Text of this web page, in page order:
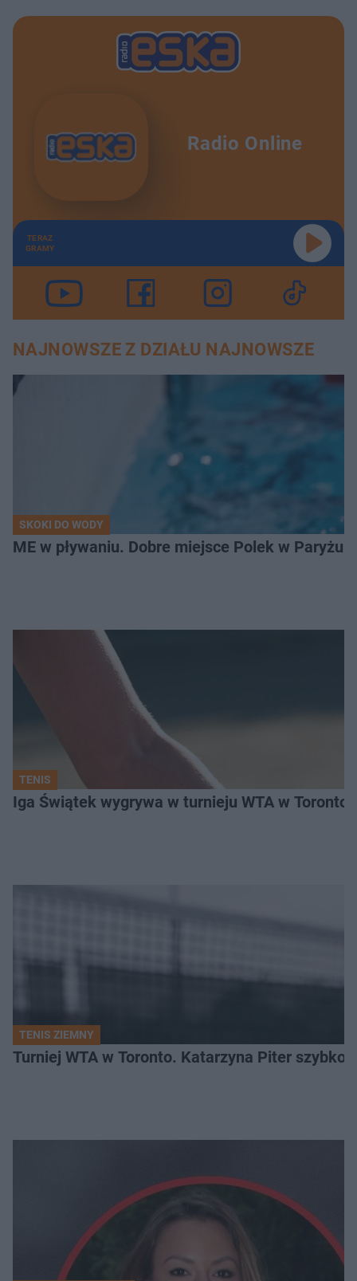
Radio Online
TERAZ
GRAMY
NAJNOWSZE Z DZIAŁU NAJNOWSZE
SKOKI DO WODY
ME w pływaniu. Dobre miejsce Polek w Paryżu
TENIS
Iga Świątek wygrywa w turnieju WTA w
TENIS ZIEMNY
Turniej WTA w Toronto. Katarzyna Piter szybko